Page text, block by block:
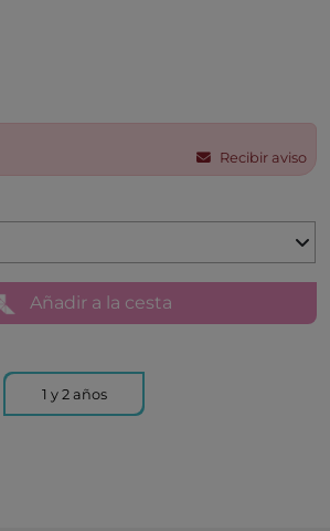
Recibir aviso
Añadir a la cesta
1 y 2 años